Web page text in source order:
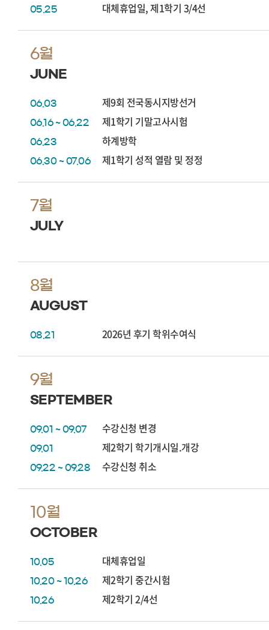
05.25 대체휴업일, 제1학기 3/4선
6월
JUNE
06.03 제9회 전국동시지방선거
06.16 ~ 06.22 제1학기 기말고사시험
06.23 하계방학
06.30 ~ 07.06 제1학기 성적 열람 및 정정
7월
JULY
8월
AUGUST
08.21 2026년 후기 학위수여식
9월
SEPTEMBER
09.01 ~ 09.07 수강신청 변경
09.01 제2학기 학기개시일.개강
09.22 ~ 09.28 수강신청 취소
10월
OCTOBER
10.05 대체휴업일
10.20 ~ 10.26 제2학기 중간시험
10.26 제2학기 2/4선